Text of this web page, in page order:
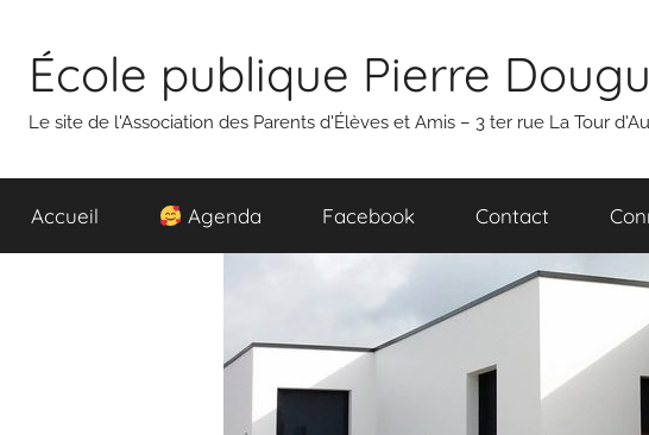
contenu
École publique Pierre
Le site de l'Association des Parents d'Élèves et Amis – 3 ter rue La Tour
Accueil Agenda Facebook Contact